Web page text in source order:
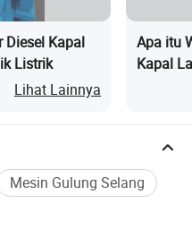
Diesel Kapal
Listrik
Lihat Lainnya
Apa itu
Kapal
Mesin Gulung Selang